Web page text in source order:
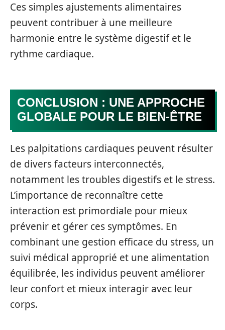
Ces simples ajustements alimentaires
peuvent contribuer à une meilleure
harmonie entre le système digestif et le
rythme cardiaque.
CONCLUSION : UNE APPROCHE
GLOBALE POUR LE BIEN-ÊTRE
Les palpitations cardiaques peuvent résulter
de divers facteurs interconnectés,
notamment les troubles digestifs et le stress.
L’importance de reconnaître cette
interaction est primordiale pour mieux
prévenir et gérer ces symptômes. En
combinant une gestion efficace du stress, un
suivi médical approprié et une alimentation
équilibrée, les individus peuvent améliorer
leur confort et mieux interagir avec leur
corps.